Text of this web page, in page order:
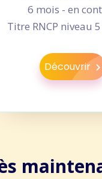
6 mois - en
Titre RNCP niveau
Découvrir